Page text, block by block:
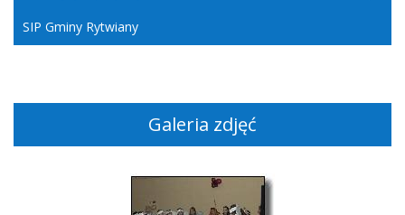
SIP Gminy Rytwiany
Galeria zdjęć